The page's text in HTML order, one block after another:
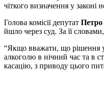
чіткого визначення у законі
Голова комісії депутат Петро
йшло через суд. За її
“Якщо вважати, що рішення
алкоголю в нічний час та в
касацію, з приводу цього